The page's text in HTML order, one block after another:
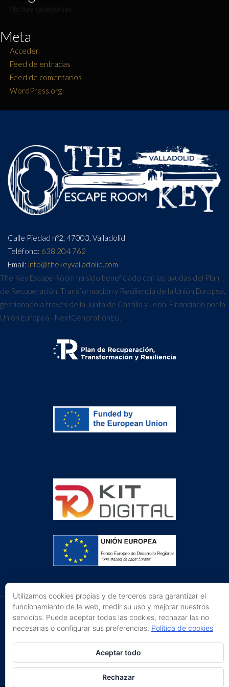
Meta
Acceder
Feed de entradas
Feed de comentarios
WordPress.org
Calle Piedad nº2, 47003, Valladolid
Teléfono: 638 204 762
Email: info@thekeyvalladolid.com
The Key Escape Room ha sido beneficiado con las ayudas del Plan
de Recuperación, Transformación y Resiliencia de la Unión Europea,
gestionado a través de la Junta de Castilla y León. Financiado por la
Unión Europea - NextGenerationEU.
The Key Escape Room © 2016|Avíso Legal|
Política de privacidad y cookies
Desarrollo:Comunitics
Utilizamos cookies propias y de terceros para garantizar el
funcionamiento de la web, medir su uso y mejorar nuestros
servicios. Puede aceptar todas las cookies, rechazar las no
necesarias o configurar sus preferencias. Política de cookies
Aceptar todo
Rechazar